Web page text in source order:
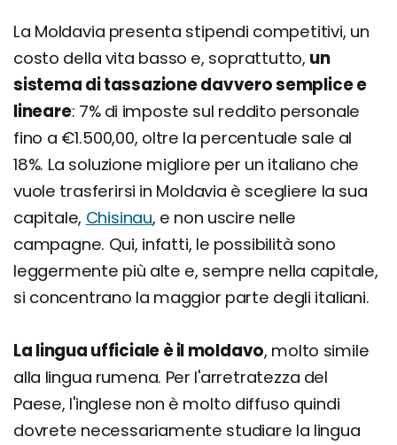
La Moldavia presenta stipendi competitivi, un
costo della vita basso e, soprattutto, un
sistema di tassazione davvero semplice e
lineare: 7% di imposte sul reddito personale
fino a €1.500,00, oltre la percentuale sale al
18%. La soluzione migliore per un italiano che
vuole trasferirsi in Moldavia è scegliere la sua
capitale, Chisinau, e non uscire nelle
campagne. Qui, infatti, le possibilità sono
leggermente più alte e, sempre nella capitale,
si concentrano la maggior parte degli italiani.
La lingua ufficiale è il moldavo, molto simile
alla lingua rumena. Per l'arretratezza del
Paese, l'inglese non è molto diffuso quindi
dovrete necessariamente studiare la lingua